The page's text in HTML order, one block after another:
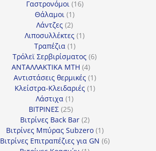
προϊόντα
Γαστρονόμοι 1616
Θάλαμοι 11
προϊόν
Λάντζες 22
προϊόντα
Λιποσυλλέκτες 11
Τραπέζια 11
προϊόν
Τρόλεϊ Σερβιρίσματος 66
ΑΝΤΑΛΛΑΚΤΙΚΑ MTH 44
προϊόντα
Αντιστάσεις θερμικές 11
προϊόν
Κλείστρα-Κλειδαριές 11
Λάστιχα 11
προϊόν
ΒΙΤΡΙΝΕΣ 2525
προϊόντα
Βιτρίνες Back Bar 22
προϊόντα
Βιτρίνες Mπύρας Subzero 11
προϊόν
Βιτρίνες Επιτραπέζιες για GN 66